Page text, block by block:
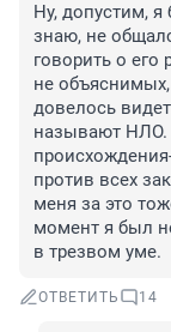
Ну, допустим, я
знаю, не
говорить о его
не
довелось
называют НЛО.
против всех
меня за это
момент я был
в трезвом уме.
ОТВЕТИТЬ 14